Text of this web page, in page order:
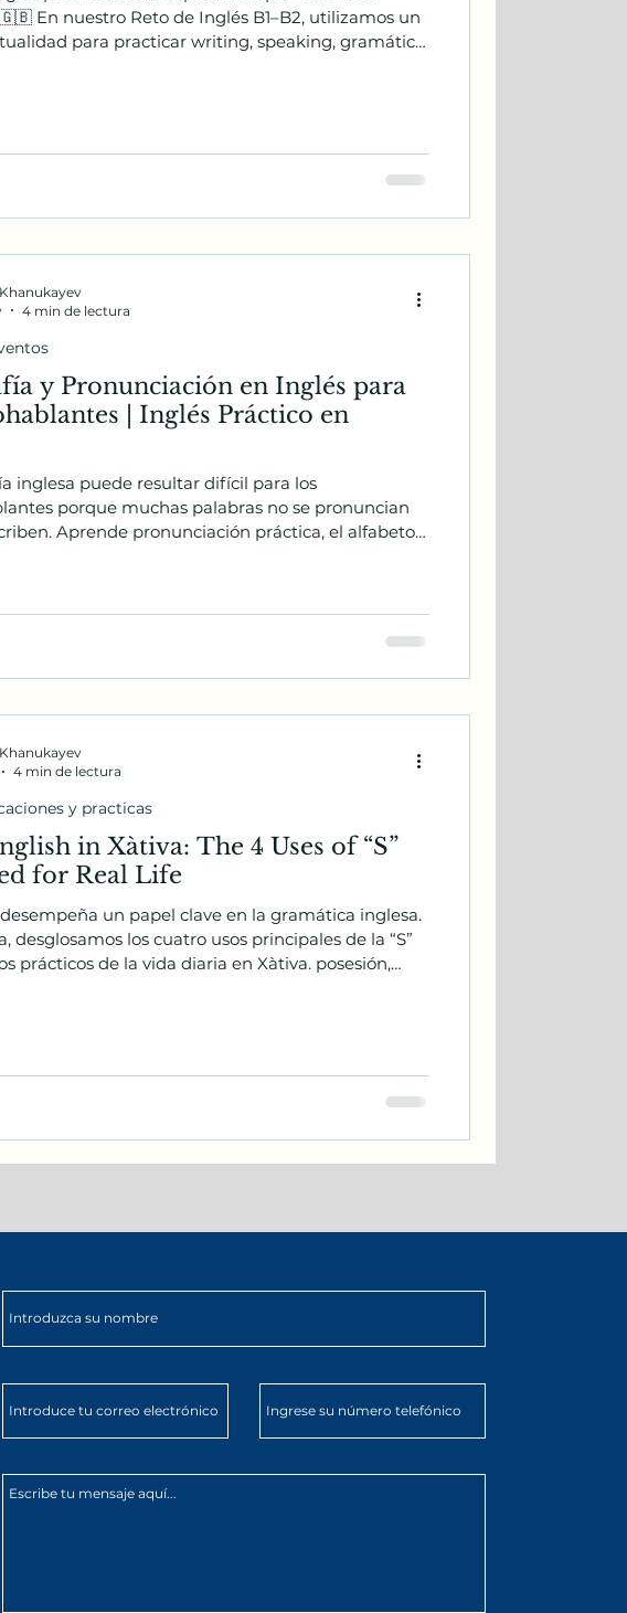
En nuestro Reto de Inglés B1–B2, utilizamos un
para practicar writing, speaking, gramática
y Pronunciación en Inglés para
| Inglés Práctico en
inglesa puede resultar difícil para los
porque muchas palabras no se pronuncian
Aprende pronunciación práctica, el alfabeto y
4 min de lectura
in Xàtiva: The 4 Uses of “S”
for Real Life
desempeña un papel clave en la gramática inglesa.
desglosamos los cuatro usos principales de la “S”
prácticos de la vida diaria en Xàtiva. posesión,
y practicas
4 min de lectura